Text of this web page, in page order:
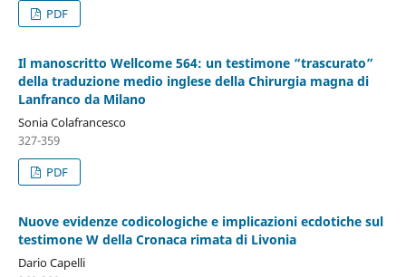
PDF
Il manoscritto Wellcome 564: un testimone “trascurato”
della traduzione medio inglese della Chirurgia magna di
Lanfranco da Milano
Sonia Colafrancesco
327-359
PDF
Nuove evidenze codicologiche e implicazioni ecdotiche sul
testimone W della Cronaca rimata di Livonia
Dario Capelli